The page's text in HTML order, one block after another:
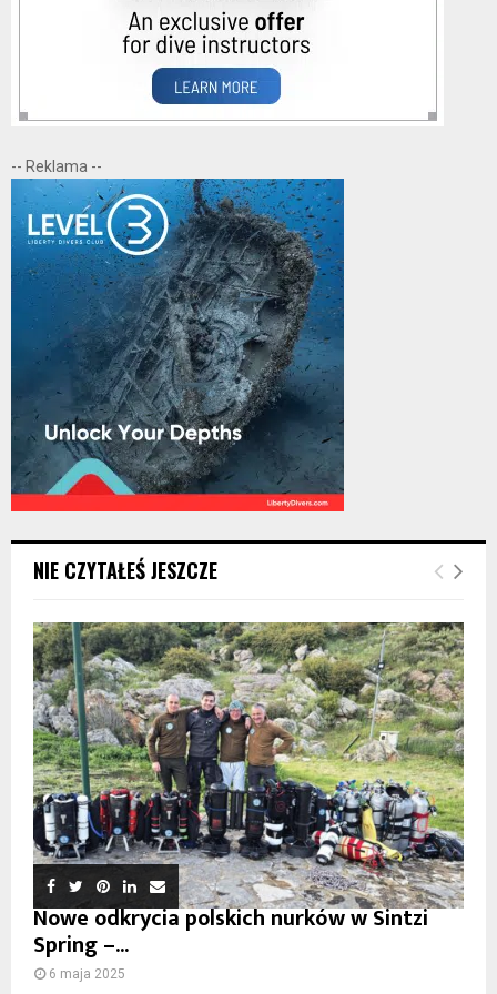
-- Reklama --
NIE CZYTAŁEŚ JESZCZE
Nowe odkrycia polskich nurków w Sintzi
Spring –...
6 maja 2025